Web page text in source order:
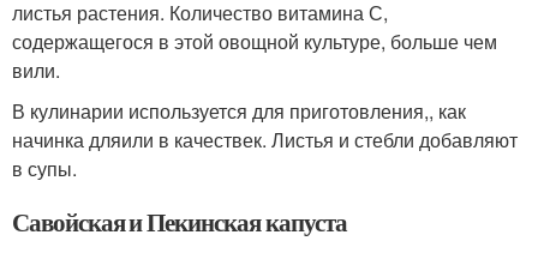
листья растения. Количество витамина С,
содержащегося в этой овощной культуре, больше чем
вили.
В кулинарии используется для приготовления,, как
начинка дляили в качествек. Листья и стебли добавляют
в супы.
Савойская и Пекинская капуста